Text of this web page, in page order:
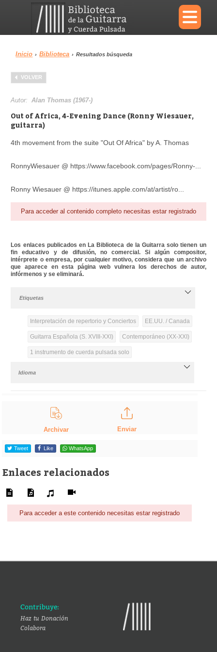
×
Menu
Biblioteca
Reproductor
Inicio › Biblioteca › Resultados búsqueda
VOLVER
Autor:Alan Thomas (1967-)
Out of Africa, 4-Evening Dance (Ronny Wiesauer,
guitarra)
4th movement from the suite "Out Of Africa" by A. Thomas
RonnyWiesauer @ https://www.facebook.com/pages/Ronny-...
Ronny Wiesauer @ https://itunes.apple.com/at/artist/ro...
Para acceder al contenido completo necesitas estar registrado
Los enlaces publicados en La Biblioteca de la Guitarra solo tienen un
fin educativo y de difusión, no comercial. Si algún compositor,
intérprete o empresa, por cualquier motivo, considera que un archivo
que aparece en esta página web vulnera los derechos de autor,
infórmenos y se eliminará.
Etiquetas
Interpretación de repertorio y Conciertos EE.UU. / Canada
Guitarra Española (S. XVIII-XXI) Contemporáneo (XX-XXI)
1 instrumento de cuerda pulsada solo
Idioma
Archivar Enviar
Tweet Like WhatsApp
Enlaces relacionados
Para acceder a este contenido necesitas estar registrado
Contribuye:
Haz tu Donación
Colabora